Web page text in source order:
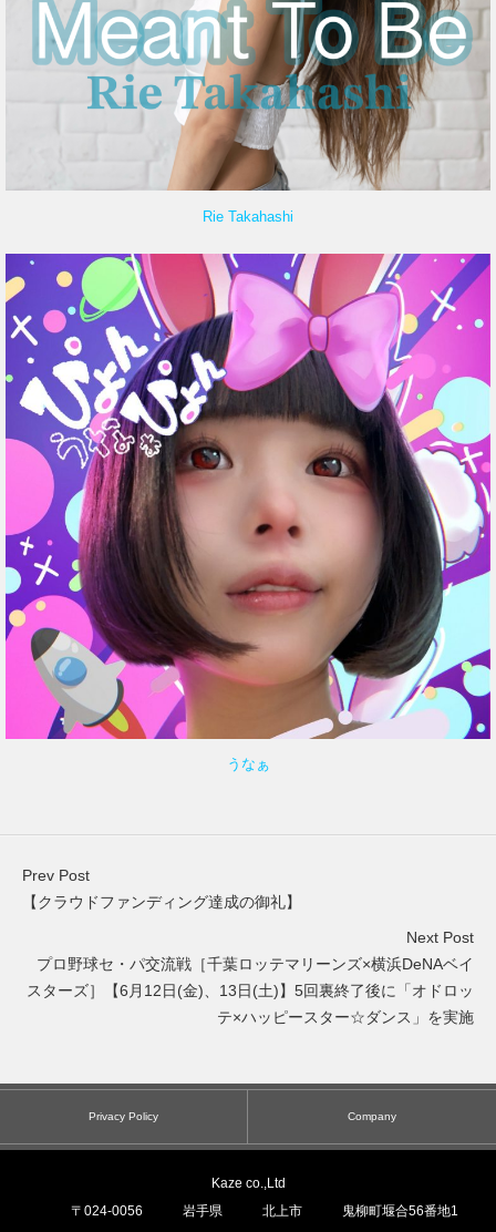
Rie Takahashi
うなぁ
Prev Post
【クラウドファンディング達成の御礼】
Next Post
プロ野球セ・パ交流戦［千葉ロッテマリーンズ×横浜DeNAベイ
スターズ］【6月12日(金)、13日(土)】5回裏終了後に「オドロッ
テ×ハッピースター☆ダンス」を実施
Privacy Policy Company
Kaze co.,Ltd
〒 024-0056 岩手県 北上市
鬼柳町堰合56番地1